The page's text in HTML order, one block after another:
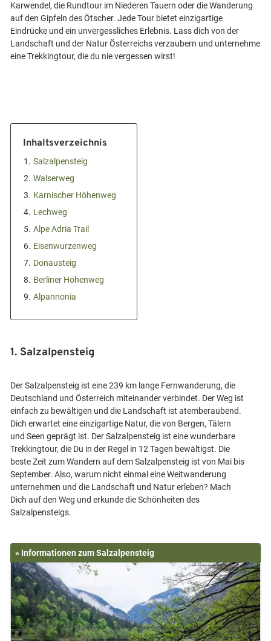
Karwendel, die Rundtour im Niederen Tauern oder die Wanderung
auf den Gipfeln des Ötscher. Jede Tour bietet einzigartige
Eindrücke und ein unvergessliches Erlebnis. Lass dich von der
Landschaft und der Natur Österreichs verzaubern und unternehme
Inhaltsverzeichnis
1. Salzalpensteig
2. Walserweg
3. Karnischer Höhenweg
4. Lechweg
5. Alpe Adria Trail
6. Eisenwurzenweg
7. Donausteig
8. Berliner Höhenweg
9. Alpannonia
1. Salzalpensteig
Der Salzalpensteig ist eine 239 km lange Fernwanderung, die
Deutschland und Österreich miteinander verbindet. Der Weg ist
einfach zu bewältigen und die Landschaft ist atemberaubend.
Dich erwartet eine einzigartige Natur, die von Bergen, Tälern
und Seen geprägt ist. Der Salzalpensteig ist eine wunderbare
Trekkingtour, die Du in der Regel in 12 Tagen bewältigst. Die
beste Zeit zum Wandern auf dem Salzalpensteig ist von Mai bis
September. Also, warum nicht einmal eine Weitwanderung
unternehmen und die Landschaft und Natur erleben? Mach
Dich auf den Weg und erkunde die Schönheiten des
» Informationen zum Salzalpensteig